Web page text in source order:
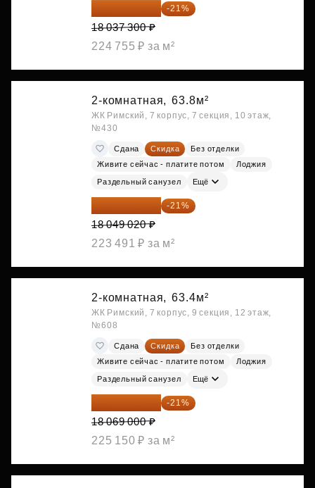
14 249 467 ₽ -21%
18 037 300 ₽
224 755 ₽ за м²
2-комнатная, 63.8м²
ЖК Римский, 7 корпус, 7 секция, 10 этаж,
№430
Сдана Скидка
Без отделки
Живите сейчас - платите потом
Лоджия
Раздельный санузел Ещё
14 258 726 ₽ -21%
18 049 020 ₽
223 491 ₽ за м²
2-комнатная, 63.4м²
ЖК Римский, 7 корпус, 9 секция, 12 этаж,
№608
Сдана Скидка
Без отделки
Живите сейчас - платите потом
Лоджия
Раздельный санузел Ещё
14 274 510 ₽ -21%
18 069 000 ₽
225 150 ₽ за м²